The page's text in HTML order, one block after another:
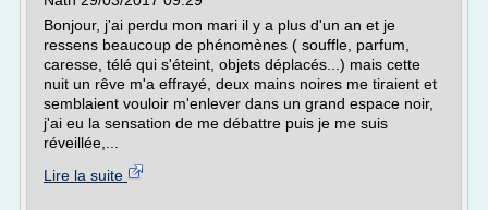
Bonjour, j'ai perdu mon mari il y a plus d'un an et je
ressens beaucoup de phénomènes ( souffle, parfum,
caresse, télé qui s'éteint, objets déplacés...) mais cette
nuit un rêve m'a effrayé, deux mains noires me tiraient et
semblaient vouloir m'enlever dans un grand espace noir,
j'ai eu la sensation de me débattre puis je me suis
réveillée,...
Lire la suite